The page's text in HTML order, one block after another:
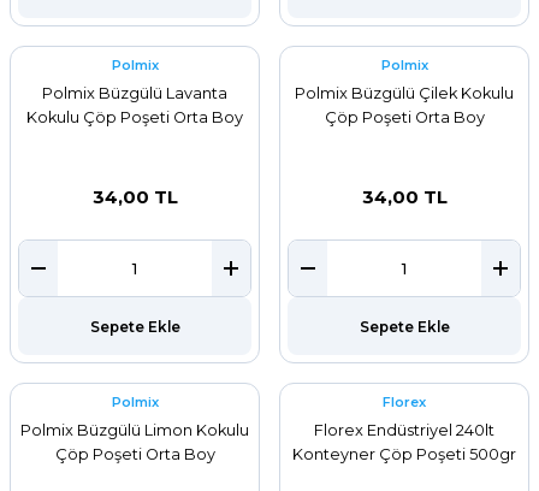
Polmix
Polmix Büzgülü Lavanta
Kokulu Çöp Poşeti Orta Boy
34,00 TL
Sepete Ekle
Polmix
Polmix Büzgülü Çilek Kokulu
Çöp Poşeti Orta Boy
34,00 TL
Sepete Ekle
Polmix
Polmix Büzgülü Limon Kokulu
Çöp Poşeti Orta Boy
Florex
Florex Endüstriyel 240lt
Konteyner Çöp Poşeti 500gr